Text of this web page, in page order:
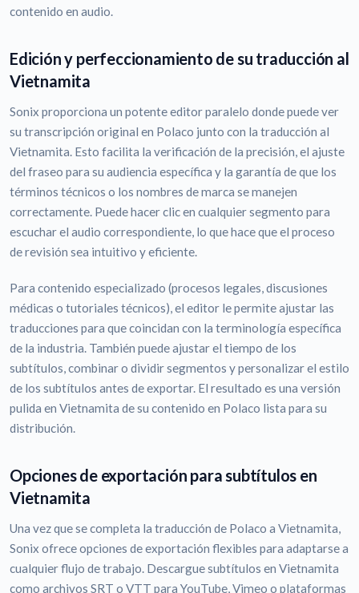
contenido en audio.
Edición y perfeccionamiento de su traducción al
Vietnamita
Sonix proporciona un potente editor paralelo donde puede ver
su transcripción original en Polaco junto con la traducción al
Vietnamita. Esto facilita la verificación de la precisión, el ajuste
del fraseo para su audiencia específica y la garantía de que los
términos técnicos o los nombres de marca se manejen
correctamente. Puede hacer clic en cualquier segmento para
escuchar el audio correspondiente, lo que hace que el proceso
de revisión sea intuitivo y eficiente.
Para contenido especializado (procesos legales, discusiones
médicas o tutoriales técnicos), el editor le permite ajustar las
traducciones para que coincidan con la terminología específica
de la industria. También puede ajustar el tiempo de los
subtítulos, combinar o dividir segmentos y personalizar el estilo
de los subtítulos antes de exportar. El resultado es una versión
pulida en Vietnamita de su contenido en Polaco lista para su
distribución.
Opciones de exportación para subtítulos en
Vietnamita
Una vez que se completa la traducción de Polaco a Vietnamita,
Sonix ofrece opciones de exportación flexibles para adaptarse a
cualquier flujo de trabajo. Descargue subtítulos en Vietnamita
como archivos SRT o VTT para YouTube, Vimeo o plataformas